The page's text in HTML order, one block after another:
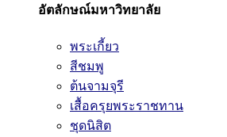
อัตลักษณ์มหาวิทยาลัย
พระเกี้ยว
สีชมพู
ต้นจามจุรี
เสื้อครุยพระราชทาน
ชุดนิสิต